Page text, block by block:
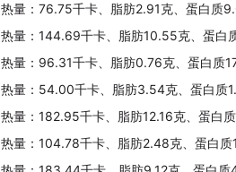
热量：76.75千卡、脂肪2.91克、蛋白质
热量：144.69千卡、脂肪10.55克、蛋白
热量：96.31千卡、脂肪0.76克、蛋白质
热量：54.00千卡、脂肪3.54克、蛋白质
热量：182.95千卡、脂肪12.16克、蛋白
热量：104.78千卡、脂肪2.48克、蛋白